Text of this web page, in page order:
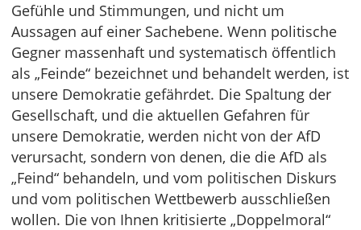
Gefühle und Stimmungen, und nicht um
Aussagen auf einer Sachebene. Wenn politische
Gegner massenhaft und systematisch öffentlich
als „Feinde“ bezeichnet und behandelt werden, ist
unsere Demokratie gefährdet. Die Spaltung der
Gesellschaft, und die aktuellen Gefahren für
unsere Demokratie, werden nicht von der AfD
verursacht, sondern von denen, die die AfD als
„Feind“ behandeln, und vom politischen Diskurs
und vom politischen Wettbewerb ausschließen
wollen. Die von Ihnen kritisierte „Doppelmoral“